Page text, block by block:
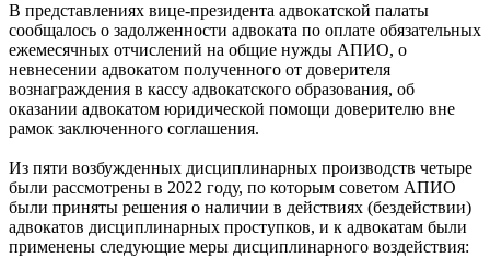
В представлениях вице-президента адвокатской палаты
сообщалось о задолженности адвоката по оплате обязательных
ежемесячных отчислений на общие нужды АПИО, о
невнесении адвокатом полученного от доверителя
вознаграждения в кассу адвокатского образования, об
оказании адвокатом юридической помощи доверителю вне
рамок заключенного соглашения.
Из пяти возбужденных дисциплинарных производств четыре
были рассмотрены в 2022 году, по которым советом АПИО
были приняты решения о наличии в действиях (бездействии)
адвокатов дисциплинарных проступков, и к адвокатам были
применены следующие меры дисциплинарного воздействия: